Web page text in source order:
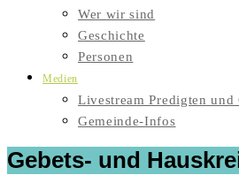
Wer wir sind
Geschichte
Personen
Medien
Livestream Predigten und
Gemeinde-Infos
Gebets- und